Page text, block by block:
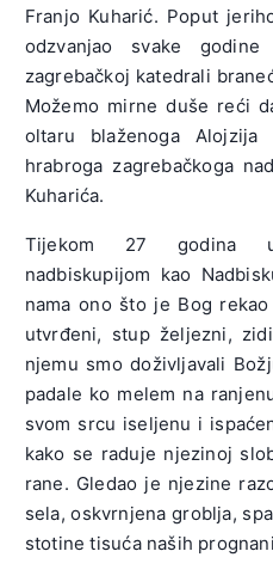
Franjo Kuharić. Poput
odzvanjao svake
zagrebačkoj katedrali
Možemo mirne duše reći
oltaru blaženoga
hrabroga zagrebačkoga
Kuharića.
Tijekom 27 godina
nadbiskupijom kao
nama ono što je Bog
utvrđeni, stup željezni,
njemu smo doživljavali
padale ko melem na
svom srcu iseljenu i
kako se raduje njezinoj
rane. Gledao je njezine
sela, oskvrnjena groblja,
stotine tisuća naših